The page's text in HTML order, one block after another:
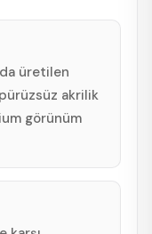
üretilen
akrilik
görünüm